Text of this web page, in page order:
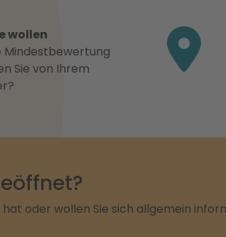
wollen
Mindestbewertung
Sie von Ihrem
oder wollen Sie sich allgemein